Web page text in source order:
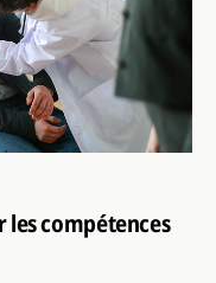
les compétences